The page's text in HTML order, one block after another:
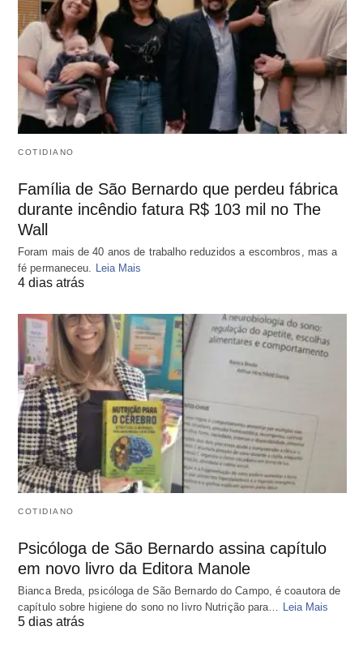
COTIDIANO
Família de São Bernardo que perdeu fábrica
durante incêndio fatura R$ 103 mil no The
Wall
Foram mais de 40 anos de trabalho reduzidos a escombros, mas a
fé permaneceu. Leia Mais
4 dias atrás
COTIDIANO
Psicóloga de São Bernardo assina capítulo
em novo livro da Editora Manole
Bianca Breda, psicóloga de São Bernardo do Campo, é coautora de
capítulo sobre higiene do sono no livro Nutrição para…
Leia Mais
5 dias atrás